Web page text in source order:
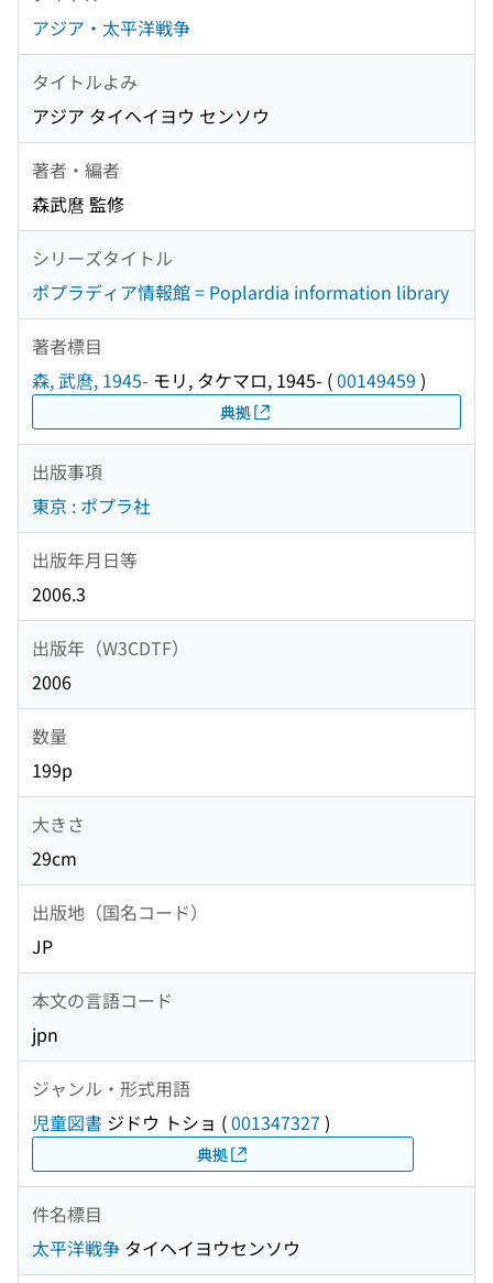
アジア・太平洋戦争
タイトルよみ
アジア タイヘイヨウ センソウ
著者・編者
森武麿 監修
シリーズタイトル
ポプラディア情報館 = Poplardia information library
著者標目
森, 武麿, 1945- モリ, タケマロ, 1945- (00149459 )
典拠
出版事項
東京 : ポプラ社
出版年月日等
2006.3
出版年（W3CDTF）
2006
数量
199p
大きさ
29cm
出版地（国名コード）
JP
本文の言語コード
jpn
ジャンル・形式用語
児童図書 ジドウ トショ (001347327 )
典拠
件名標目
太平洋戦争 タイヘイヨウセンソウ